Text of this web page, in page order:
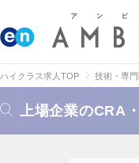
ハイクラス求人TOP 技術・専門
上場企業のCRA